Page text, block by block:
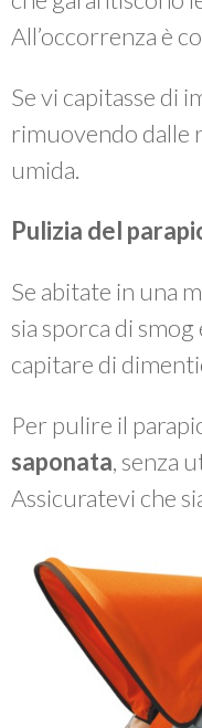
All’occorrenza è
Se vi capitasse di
rimuovendo dalle
umida.
Pulizia del
Se abitate in una
sia sporca di
capitare di
Per pulire il
saponata, senza
Assicuratevi che